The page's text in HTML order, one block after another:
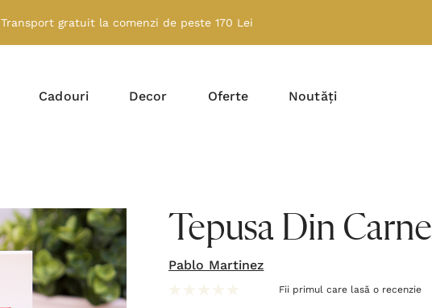
Transport gratuit la comenzi de peste 170 Lei
Cadouri Decor Oferte Noutăți
Tepusa Din Carne
Pablo Martinez
Fii primul care lasă o recenzie